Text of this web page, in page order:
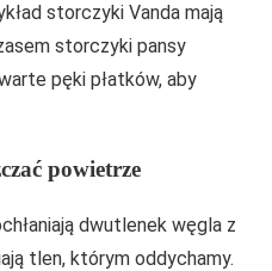
storczyki Vanda mają
storczyki pansy
pęki płatków, aby
powietrze
dwutlenek węgla z
tlen, którym oddychamy.